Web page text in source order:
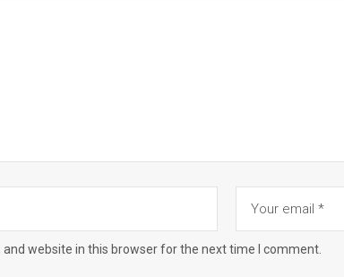
and website in this browser for the next time I comment.